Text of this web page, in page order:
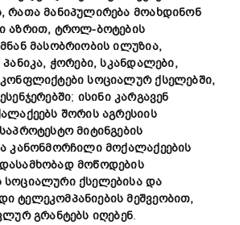
რათა მანიპულირება მოახდინონ
აზრით, ტროლ-ბოტების
მასობრიობის ილუზია,
ჭორები, სკანდალები,
სოციალურ ქსელებში,
; ისინი კარგავენ
შორის აგრესიის
მიტინგების
კანონმორჩილი მოქალაქეების
მოწოდების
ქსელებისა და
ტელეკომპანიების მეშვეობით,
გრანტებს იღებენ.